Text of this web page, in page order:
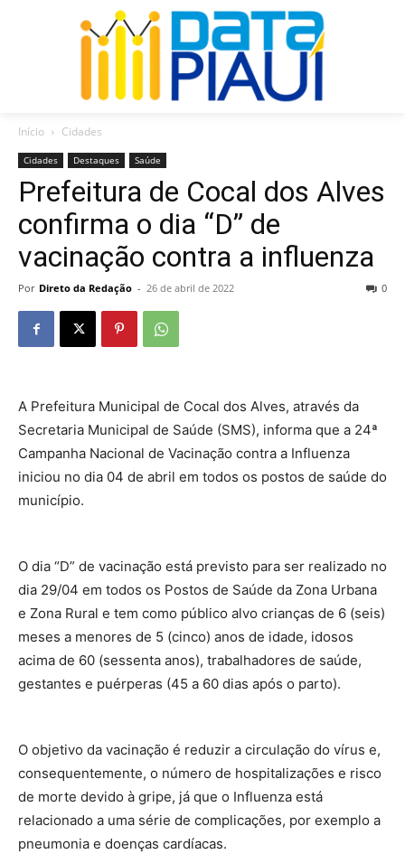
Início Cidades
Cidades Destaques Saúde
Prefeitura de Cocal dos Alves
confirma o dia “D” de
vacinação contra a influenza
Por Direto da Redação - 26 de abril de 2022 0
A Prefeitura Municipal de Cocal dos Alves, através da
Secretaria Municipal de Saúde (SMS), informa que a 24ª
Campanha Nacional de Vacinação contra a Influenza
iniciou no dia 04 de abril em todos os postos de saúde do
município.
O dia “D” de vacinação está previsto para ser realizado no
dia 29/04 em todos os Postos de Saúde da Zona Urbana
e Zona Rural e tem como público alvo crianças de 6 (seis)
meses a menores de 5 (cinco) anos de idade, idosos
acima de 60 (sessenta anos), trabalhadores de saúde,
gestantes e puérperas (45 a 60 dias após o parto).
O objetivo da vacinação é reduzir a circulação do vírus e,
consequentemente, o número de hospitalizações e risco
de morte devido à gripe, já que o Influenza está
relacionado a uma série de complicações, por exemplo a
pneumonia e doenças cardíacas.